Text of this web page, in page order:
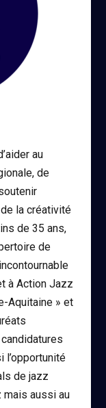
au
de
la créativité
de 35 ans,
de
à Action Jazz
Aquitaine » et
l’opportunité
de jazz
mais aussi au